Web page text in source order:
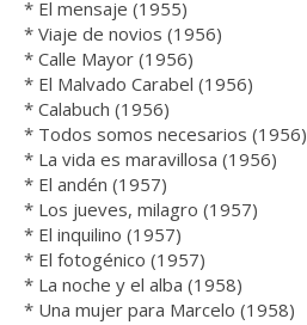
* El mensaje (1955)
* Viaje de novios (1956)
* Calle Mayor (1956)
* El Malvado Carabel (1956)
* Calabuch (1956)
* Todos somos necesarios (1956)
* La vida es maravillosa (1956)
* El andén (1957)
* Los jueves, milagro (1957)
* El inquilino (1957)
* El fotogénico (1957)
* La noche y el alba (1958)
* Una mujer para Marcelo (1958)